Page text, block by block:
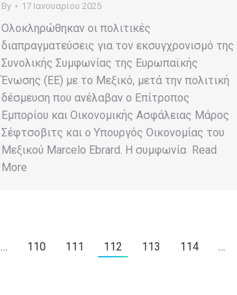
By
17 Ιανουαρίου 2025
Ολοκληρώθηκαν οι πολιτικές
διαπραγματεύσεις για τον εκσυγχρονισμό της
Συνολικής Συμφωνίας της Ευρωπαϊκής
Ένωσης (ΕΕ) με το Μεξικό, μετά την πολιτική
δέσμευση που ανέλαβαν ο Επίτροπος
Εμπορίου και Οικονομικής Ασφάλειας Μάρος
Σέφτσοβιτς και ο Υπουργός Οικονομίας του
Μεξικού Marcelo Ebrard. Η συμφωνία Read
More
… 110 111 112 113 114 …